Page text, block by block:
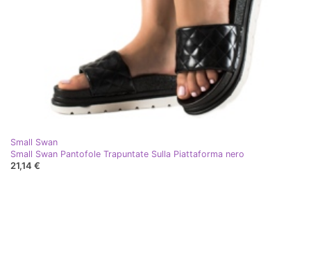
Small Swan
Small Swan Pantofole Trapuntate Sulla Piattaforma nero
21,14 €